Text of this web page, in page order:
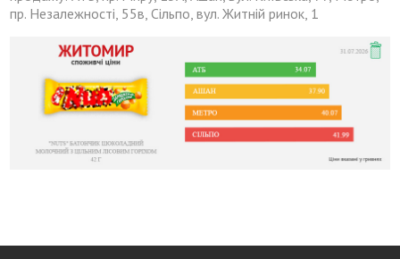
пр. Незалежності, 55в, Сільпо, вул. Житній ринок, 1